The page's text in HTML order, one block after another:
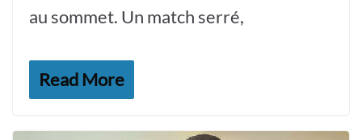
au sommet. Un match serré,
Read More